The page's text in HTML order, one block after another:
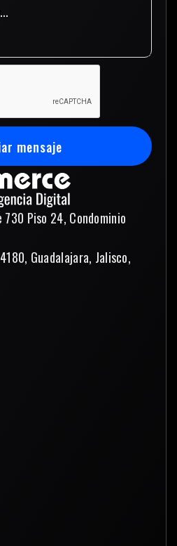
Piso 24, Condominio
Guadalajara, Jalisco,
mensaje
mensaje